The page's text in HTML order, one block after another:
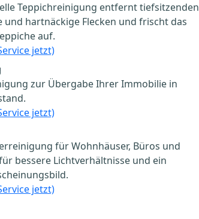
Teppichreinigung entfernt tiefsitzenden
und hartnäckige Flecken und frischt das
auf.
jetzt)
zur Übergabe Ihrer Immobilie in
jetzt)
für Wohnhäuser, Büros und
bessere Lichtverhältnisse und ein
jetzt)